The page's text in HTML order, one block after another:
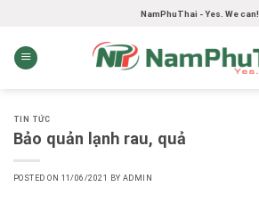
content
NamPhuThai - Yes. We can!
TIN TỨC
Bảo quản lạnh rau, quả
POSTED ON 11/06/2021 BY ADMIN